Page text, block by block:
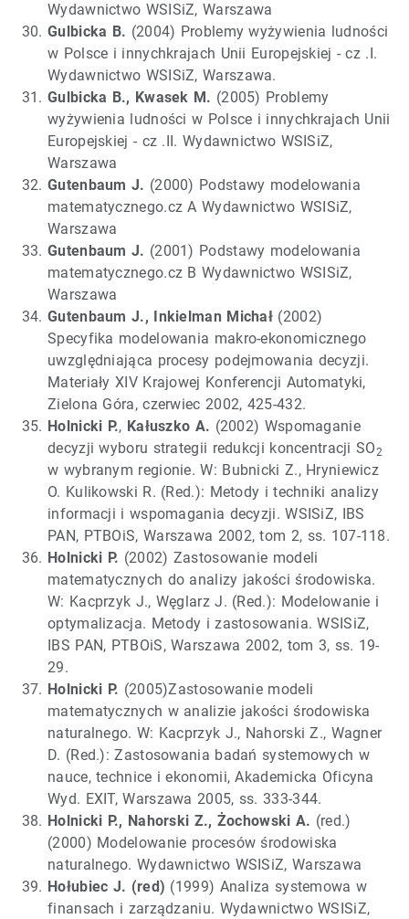
Wydawnictwo WSISiZ, Warszawa
Gulbicka B. (2004) Problemy wyżywienia ludności
w Polsce i innychkrajach Unii Europejskiej - cz .I.
Wydawnictwo WSISiZ, Warszawa.
Gulbicka B., Kwasek M. (2005) Problemy
wyżywienia ludności w Polsce i innychkrajach Unii
Europejskiej - cz .II. Wydawnictwo WSISiZ,
Warszawa
Gutenbaum J. (2000) Podstawy modelowania
matematycznego.cz A Wydawnictwo WSISiZ,
Warszawa
Gutenbaum J. (2001) Podstawy modelowania
matematycznego.cz B Wydawnictwo WSISiZ,
Warszawa
Gutenbaum J., Inkielman Michał (2002)
Specyfika modelowania makro-ekonomicznego
uwzględniająca procesy podejmowania decyzji.
Materiały XIV Krajowej Konferencji Automatyki,
Zielona Góra, czerwiec 2002, 425-432.
Holnicki P., Kałuszko A. (2002) Wspomaganie
decyzji wyboru strategii redukcji koncentracji SO2
w wybranym regionie. W: Bubnicki Z., Hryniewicz
O. Kulikowski R. (Red.): Metody i techniki analizy
informacji i wspomagania decyzji. WSISiZ, IBS
PAN, PTBOiS, Warszawa 2002, tom 2, ss. 107-118.
Holnicki P. (2002) Zastosowanie modeli
matematycznych do analizy jakości środowiska.
W: Kacprzyk J., Węglarz J. (Red.): Modelowanie i
optymalizacja. Metody i zastosowania. WSISiZ,
IBS PAN, PTBOiS, Warszawa 2002, tom 3, ss. 19-
29.
Holnicki P. (2005)Zastosowanie modeli
matematycznych w analizie jakości środowiska
naturalnego. W: Kacprzyk J., Nahorski Z., Wagner
D. (Red.): Zastosowania badań systemowych w
nauce, technice i ekonomii, Akademicka Oficyna
Wyd. EXIT, Warszawa 2005, ss. 333-344.
Holnicki P., Nahorski Z., Żochowski A. (red.)
(2000) Modelowanie procesów środowiska
naturalnego. Wydawnictwo WSISiZ, Warszawa
Hołubiec J. (red) (1999) Analiza systemowa w
finansach i zarządzaniu. Wydawnictwo WSISiZ,